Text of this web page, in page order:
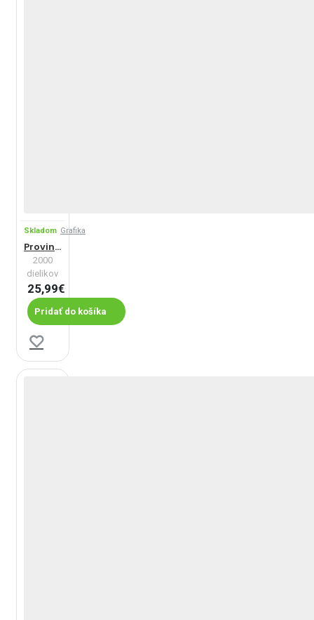
Skladom Grafika
Provincia, Francúzsko
2000
dielikov
25,99€
Pridať do košíka